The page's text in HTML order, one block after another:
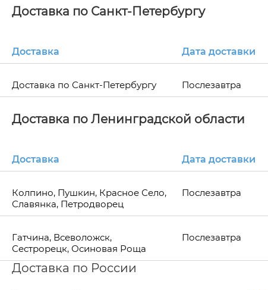
Доставка по Санкт-Петербургу
Доставка Дата доставки
Доставка по Санкт-Петербургу Послезавтра
Доставка по Ленинградской области
Доставка Дата доставки
Колпино, Пушкин, Красное Село,
Славянка, Петродворец
Послезавтра
Гатчина, Всеволожск,
Сестрорецк, Осиновая Роща
Послезавтра
Доставка по России